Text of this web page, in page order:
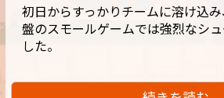
初日からすっかりチームに溶け込
盤のスモールゲームでは強烈なシ
した。